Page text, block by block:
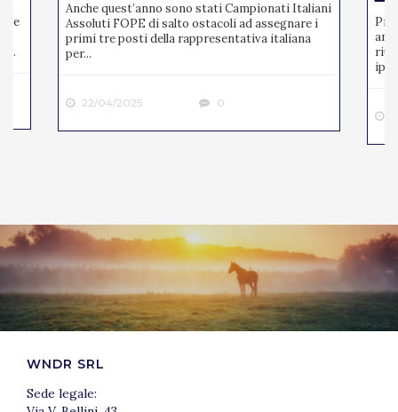
...
Anche quest’anno sono stati Campionati Italiani
Assoluti FOPE di salto ostacoli ad assegnare i
primi tre posti della rappresentativa italiana
per...
22/04/2025 0
WNDR SRL
Sede legale: